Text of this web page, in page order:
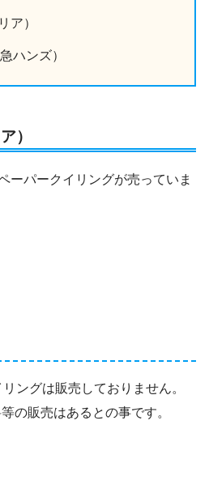
ア）
ハンズ）
）
ーパークイリングが売っていま
ングは販売しておりません。
の販売はあるとの事です。